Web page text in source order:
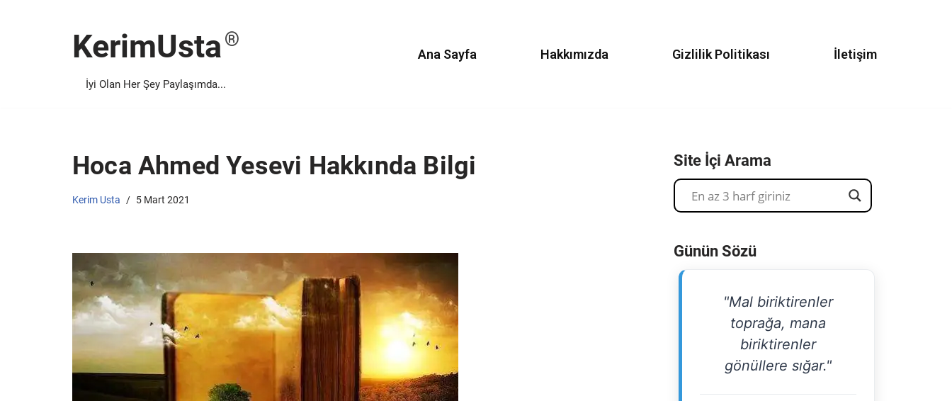
KerimUsta
İyi Olan Her Şey Paylaşımda...
Ana Sayfa Hakkımızda Gizlilik Politikası İletişim
Hoca Ahmed Yesevi Hakkında Bilgi
Kerim Usta 5 Mart 2021
Site İçi Arama
Günün Sözü
"Mal biriktirenler
toprağa, mana
biriktirenler
gönüllere sığar."